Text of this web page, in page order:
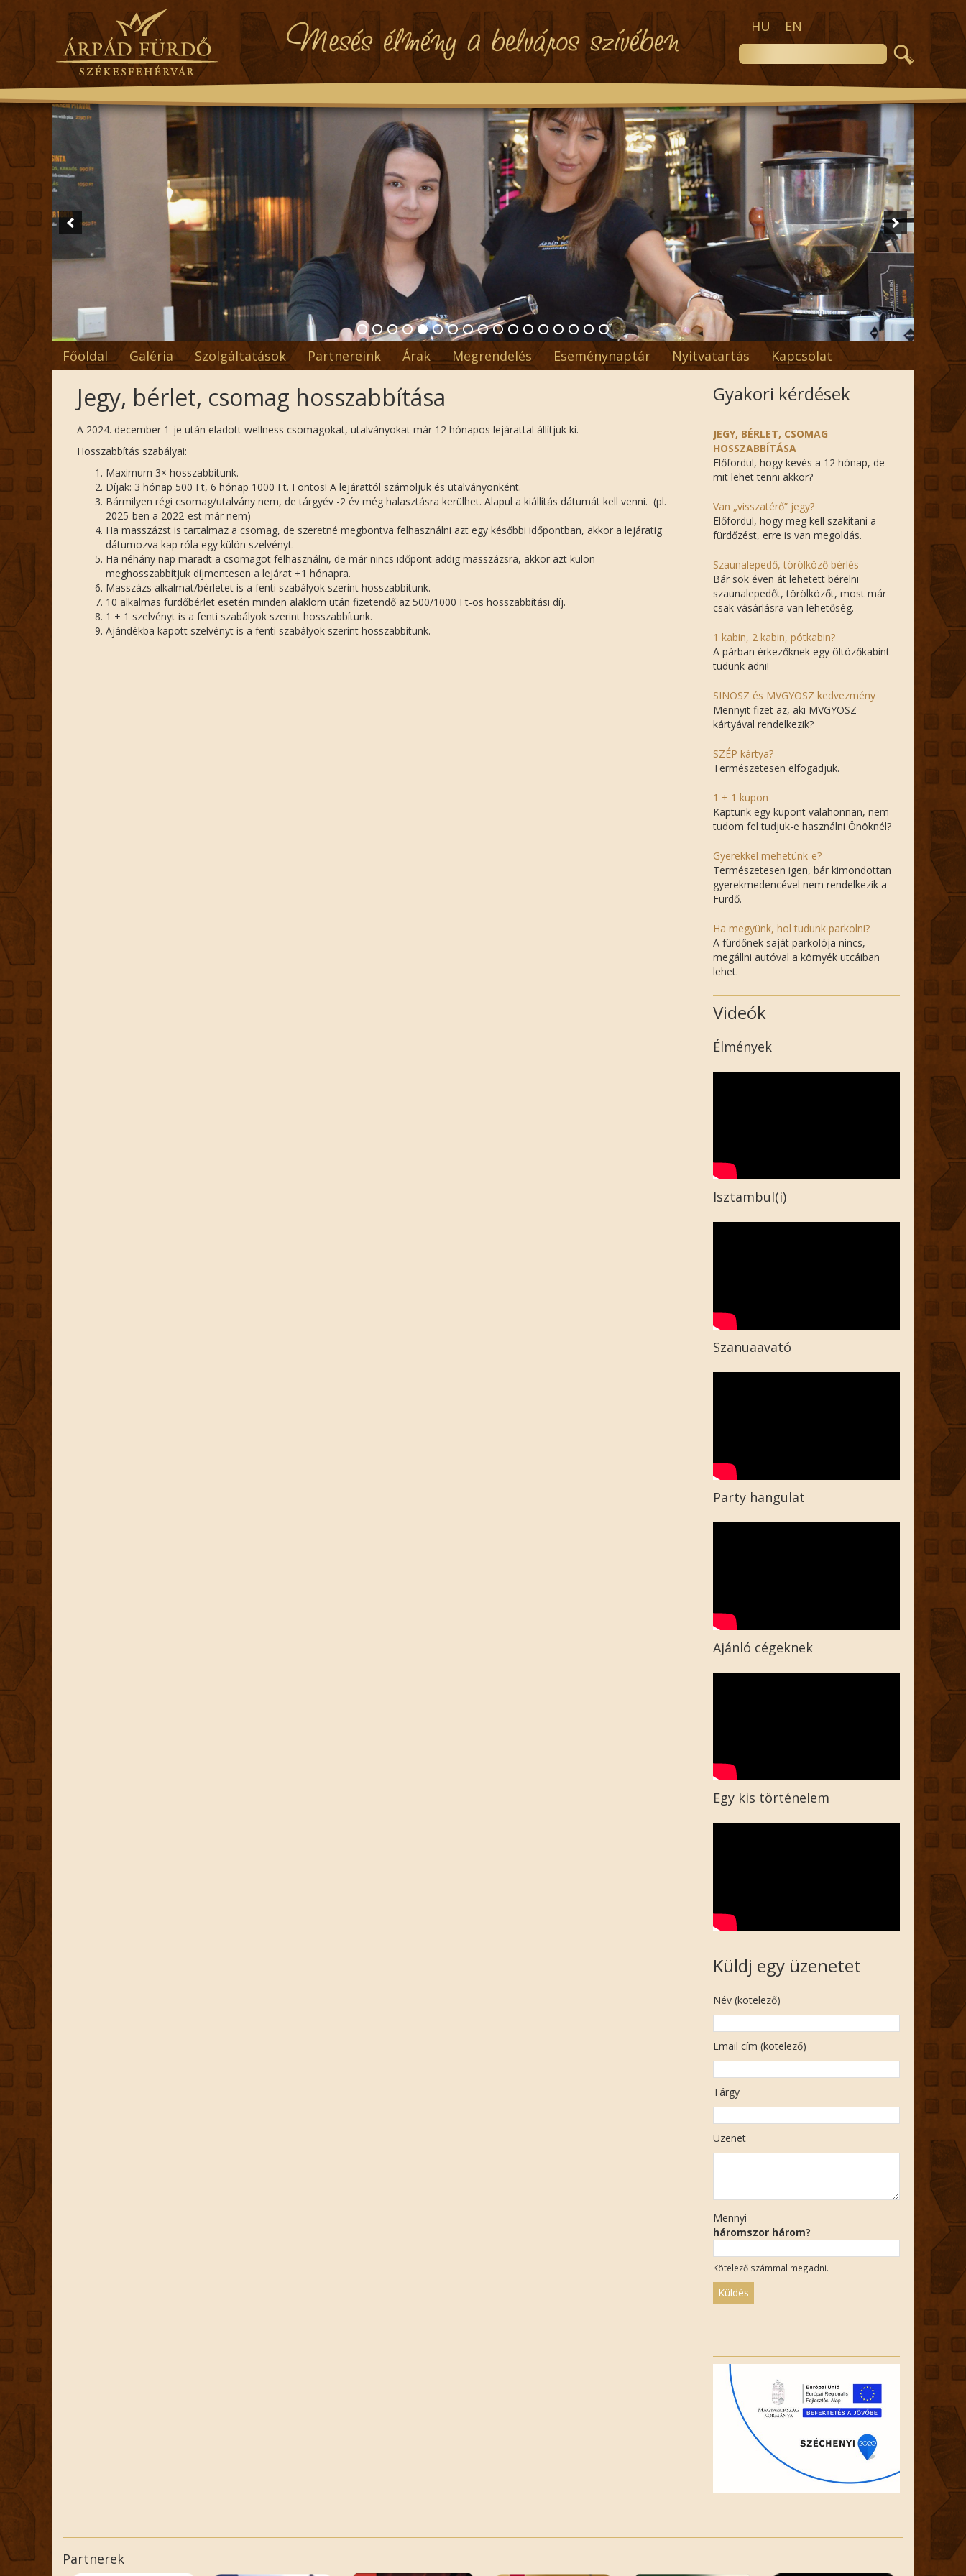
HU EN
Főoldal Galéria Szolgáltatások Partnereink Árak Megrendelés Eseménynaptár Nyitvatartás Kapcsolat
Jegy, bérlet, csomag hosszabbítása
A 2024. december 1-je után eladott wellness csomagokat, utalványokat már 12 hónapos lejárattal állítjuk ki.
Hosszabbítás szabályai:
Maximum 3× hosszabbítunk.
Díjak: 3 hónap 500 Ft, 6 hónap 1000 Ft. Fontos! A lejárattól számoljuk és utalványonként.
Bármilyen régi csomag/utalvány nem, de tárgyév -2 év még halasztásra kerülhet. Alapul a kiállítás dátumát kell venni. (pl.
2025-ben a 2022-est már nem)
Ha masszázst is tartalmaz a csomag, de szeretné megbontva felhasználni azt egy későbbi időpontban, akkor a lejáratig
dátumozva kap róla egy külön szelvényt.
Ha néhány nap maradt a csomagot felhasználni, de már nincs időpont addig masszázsra, akkor azt külön
meghosszabbítjuk díjmentesen a lejárat +1 hónapra.
Masszázs alkalmat/bérletet is a fenti szabályok szerint hosszabbítunk.
10 alkalmas fürdőbérlet esetén minden alaklom után fizetendő az 500/1000 Ft-os hosszabbítási díj.
1 + 1 szelvényt is a fenti szabályok szerint hosszabbítunk.
Ajándékba kapott szelvényt is a fenti szabályok szerint hosszabbítunk.
Gyakori kérdések
JEGY, BÉRLET, CSOMAG
HOSSZABBÍTÁSA
Előfordul, hogy kevés a 12 hónap, de
mit lehet tenni akkor?
Van „visszatérő” jegy?
Előfordul, hogy meg kell szakítani a
fürdőzést, erre is van megoldás.
Szaunalepedő, törölköző bérlés
Bár sok éven át lehetett bérelni
szaunalepedőt, törölközőt, most már
csak vásárlásra van lehetőség.
1 kabin, 2 kabin, pótkabin?
A párban érkezőknek egy öltözőkabint
tudunk adni!
SINOSZ és MVGYOSZ kedvezmény
Mennyit fizet az, aki MVGYOSZ
kártyával rendelkezik?
SZÉP kártya?
Természetesen elfogadjuk.
1 + 1 kupon
Kaptunk egy kupont valahonnan, nem
tudom fel tudjuk-e használni Önöknél?
Gyerekkel mehetünk-e?
Természetesen igen, bár kimondottan
gyerekmedencével nem rendelkezik a
Fürdő.
Ha megyünk, hol tudunk parkolni?
A fürdőnek saját parkolója nincs,
megállni autóval a környék utcáiban
lehet.
Videók
Élmények
Isztambul(i)
Szanuaavató
Party hangulat
Ajánló cégeknek
Egy kis történelem
Küldj egy üzenetet
Név (kötelező)
Email cím (kötelező)
Tárgy
Üzenet
Mennyi
háromszor három?
Kötelező számmal megadni.
field
empty.
Partnerek